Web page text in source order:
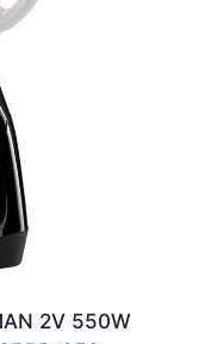
2V 550W